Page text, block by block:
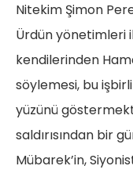
Nitekim Şimon
Ürdün yönetimleri
kendilerinden
söylemesi, bu
yüzünü
saldırısından bir
Mübarek’in,